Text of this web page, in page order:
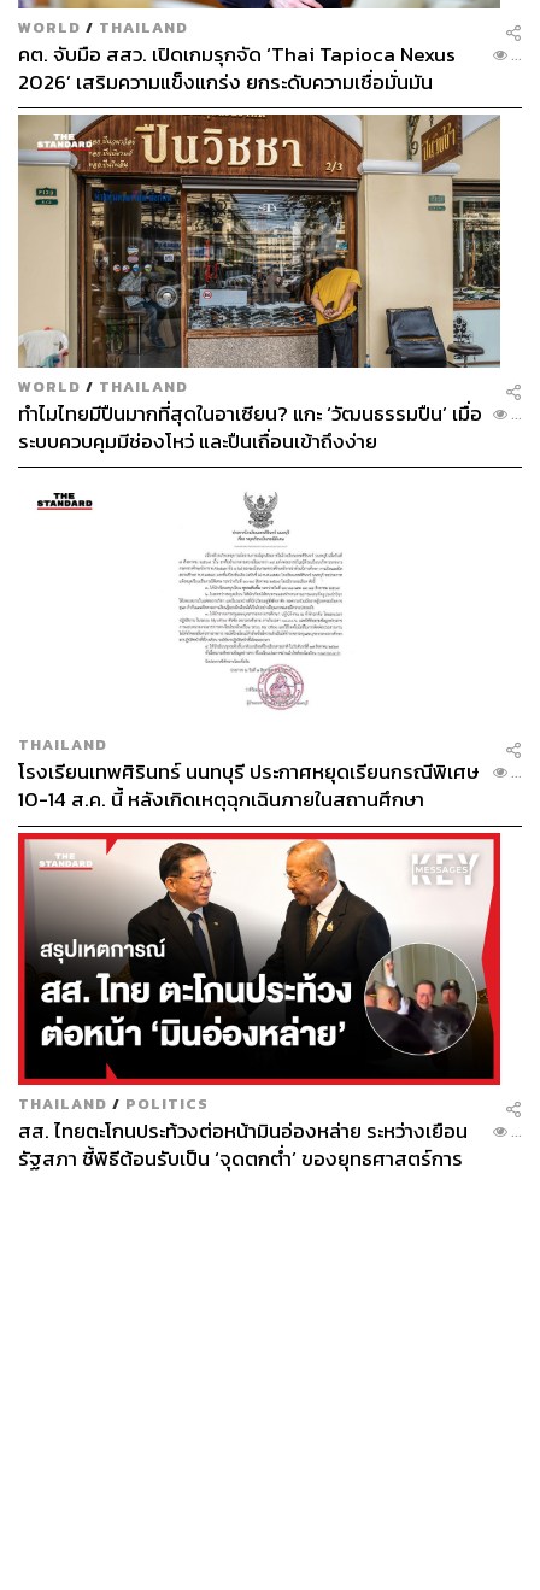
WORLD / THAILAND
คต. จับมือ สสว. เปิดเกมรุกจัด ‘Thai Tapioca Nexus
2026’ เสริมความแข็งแกร่ง ยกระดับความเชื่อมั่นมัน
สำปะหลังไทยในตลาดโลก
...
WORLD / THAILAND
ทำไมไทยมีปืนมากที่สุดในอาเซียน? แกะ ‘วัฒนธรรมปืน’ เมื่อ
ระบบควบคุมมีช่องโหว่ และปืนเถื่อนเข้าถึงง่าย
...
THAILAND
โรงเรียนเทพศิรินทร์ นนทบุรี ประกาศหยุดเรียนกรณีพิเศษ
10-14 ส.ค. นี้ หลังเกิดเหตุฉุกเฉินภายในสถานศึกษา
...
THAILAND / POLITICS
สส. ไทยตะโกนประท้วงต่อหน้ามินอ่องหล่าย ระหว่างเยือน
รัฐสภา ชี้พิธีต้อนรับเป็น ‘จุดตกต่ำ’ ของยุทธศาสตร์การ
...